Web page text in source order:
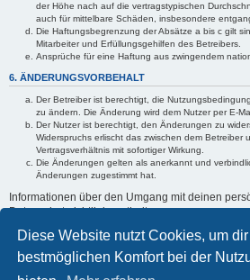
Diese Website nutzt Cookies, um
bestmöglichen Komfort bei der
der Höhe nach auf die vertragstypischen
auch für mittelbare Schäden, insbesondere
Die Haftungsbegrenzung der Absätze a bis c gilt
Mitarbeiter und Erfüllungsgehilfen des Betreibers.
Ansprüche für eine Haftung aus zwingendem
6. ÄNDERUNGSVORBEHALT
Der Betreiber ist berechtigt, die
zu ändern. Die Änderung wird dem Nutzer per E-
Der Nutzer ist berechtigt, den Änderungen zu
Widerspruchs erlischt das zwischen dem Betreiber
Vertragsverhältnis mit sofortiger Wirkung.
Die Änderungen gelten als anerkannt und
Änderungen zugestimmt hat.
Informationen über den Umgang mit deinen
Datenschutzrichtlinie enthalten.
Zurück zur vorherigen Seite